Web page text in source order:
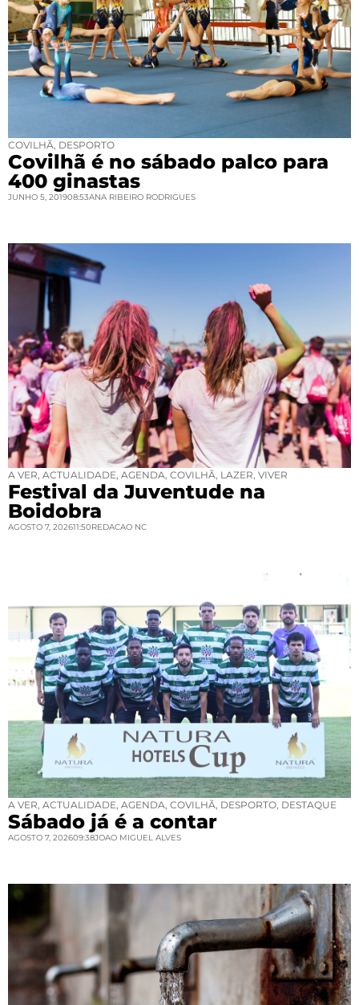
COVILHÃ DESPORTO
Covilhã é no sábado palco para
400 ginastas
JUNHO 5, 201908:53ANA RIBEIRO RODRIGUES
A VER ACTUALIDADE AGENDA COVILHÃ LAZER VIVER
Festival da Juventude na
Boidobra
AGOSTO 7, 202611:50REDACAO NC
A VER ACTUALIDADE AGENDA COVILHÃ DESPORTO DESTAQUE
Sábado já é a contar
AGOSTO 7, 202609:38JOAO MIGUEL ALVES